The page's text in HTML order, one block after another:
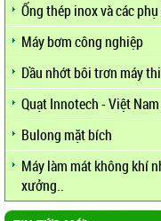
Ống thép inox và các
Máy bơm công nghiệp
Dầu nhớt bôi trơn máy
Quạt Innotech - Việt Nam
Bulong mặt bích
Máy làm mát không khí
xưởng..